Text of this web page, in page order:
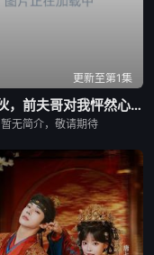
更新至第1集
蓄谋散伙，前夫哥对我怦然心动
暂无简介，敬请期待